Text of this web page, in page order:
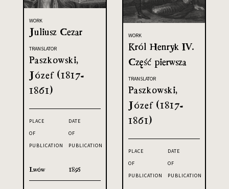
WORK
Juliusz Cezar
TRANSLATOR
Paszkowski,
Józef (1817-
1861)
PLACE
OF
PUBLICATION
Lwów
DATE
OF
PUBLICATION
1895
WORK
Król Henryk IV.
Część pierwsza
TRANSLATOR
Paszkowski,
Józef (1817-
1861)
PLACE
OF
PUBLICATION
DATE
OF
PUBLICATION